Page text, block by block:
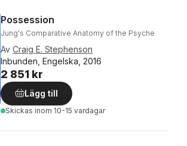
Possession
Jung's Comparative Anatomy of the Psyche
Av Craig E. Stephenson
Inbunden, Engelska, 2016
2 851 kr
Lägg till
Skickas inom 10-15 vardagar